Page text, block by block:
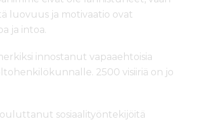
luovuus ja motivaatio ovat
ja intoa.
innostanut vapaaehtoisia
2500 visiiriä on jo
sosiaalityöntekijöitä